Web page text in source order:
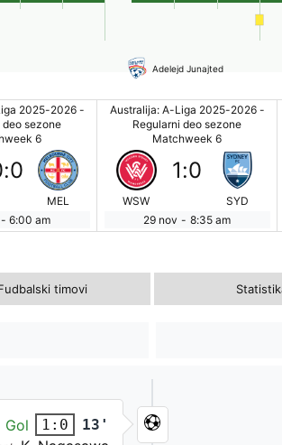
Adelejd Junajted
2025-2026 -
deo sezone
6
:0
MEL
- 6:00 am
Australija: A-Liga 2025-2026 -
Regularni deo sezone
Matchweek 6
WSW
1:0
SYD
29 nov - 8:35 am
timovi
Gol 1:0 13'